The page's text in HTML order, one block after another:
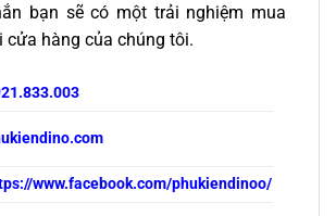
bạn sẽ có một trải nghiệm mua
cửa hàng của chúng tôi.
www.facebook.com/phukiendinoo/